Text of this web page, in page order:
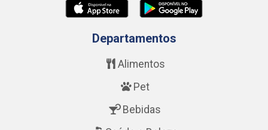
Departamentos
Alimentos
Pet
Bebidas